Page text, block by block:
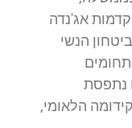
המקדמות אג'נדה
הנשי
נתפסת
הלאומי,